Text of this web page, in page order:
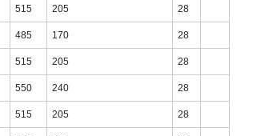
515 205 28
485 170 28
515 205 28
550 240 28
515 205 28